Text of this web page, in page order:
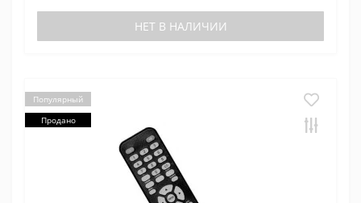
НЕТ В НАЛИЧИИ
Популярный
Продано